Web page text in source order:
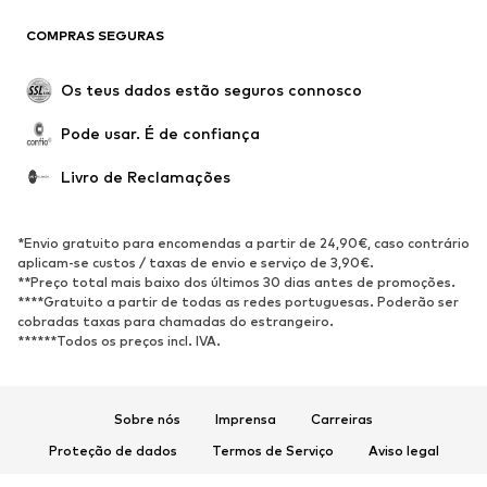
Novidades
Botas
Sapatos
Sapatos abertos
Exclusivo
DESPORTO
Sapatilhas de desporto
Mochilas e Sacos de desporto
Acessórios de desporto
ACESSÓRIOS
Malas e Mochilas
Relógios
Bijuteria
COMPRAS SEGURAS
Os teus dados estão seguros connosco
Pode usar. É de confiança
Livro de Reclamações
*Envio gratuito para encomendas a partir de 24,90€, caso contrário
aplicam-se custos / taxas de envio e serviço de 3,90€.
**Preço total mais baixo dos últimos 30 dias antes de promoções.
****Gratuito a partir de todas as redes portuguesas. Poderão ser
cobradas taxas para chamadas do estrangeiro.
******Todos os preços incl. IVA.
Sobre nós Imprensa
Carreiras
Proteção de dados
Termos de Serviço
Aviso legal